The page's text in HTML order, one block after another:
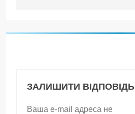
ЗАЛИШИТИ ВІДПОВІДЬ
Ваша e-mail адреса не